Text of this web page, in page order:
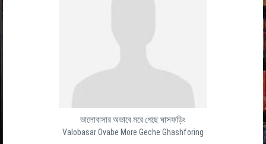
ভালোবাসার অভাবে মরে গেছে ঘাসফড়িং
Valobasar Ovabe More Geche Ghashforing